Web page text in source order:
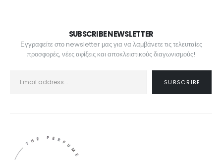
SUBSCRIBE NEWSLETTER
Εγγραφείτε στο newsletter μας για να λαμβάνετε τις τελευταίες
προσφορές, νέες αφίξεις και αποκλειστικούς διαγωνισμούς!